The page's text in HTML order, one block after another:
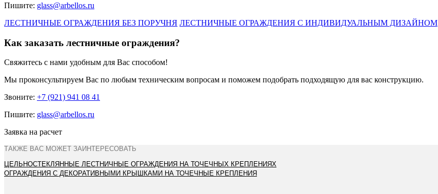
Пишите: glass@arbellos.ru
ЛЕСТНИЧНЫЕ ОГРАЖДЕНИЯ БЕЗ ПОРУЧНЯ ЛЕСТНИЧНЫЕ ОГРАЖДЕНИЯ С ИНДИВИДУАЛЬНЫМ ДИЗАЙНОМ
Как заказать лестничные ограждения?
Свяжитесь с нами удобным для Вас способом!
Мы проконсультируем Вас по любым техническим вопросам и поможем подобрать подходящую для вас конструкцию.
Звоните: +7 (921) 941 08 41
Пишите: glass@arbellos.ru
Заявка на расчет
ТАКЖЕ ВАС МОЖЕТ ЗАИНТЕРЕСОВАТЬ
ЦЕЛЬНОСТЕКЛЯННЫЕ ЛЕСТНИЧНЫЕ ОГРАЖДЕНИЯ НА ТОЧЕЧНЫХ КРЕПЛЕНИЯХ
ОГРАЖДЕНИЯ С ДЕКОРАТИВНЫМИ КРЫШКАМИ НА ТОЧЕЧНЫЕ КРЕПЛЕНИЯ